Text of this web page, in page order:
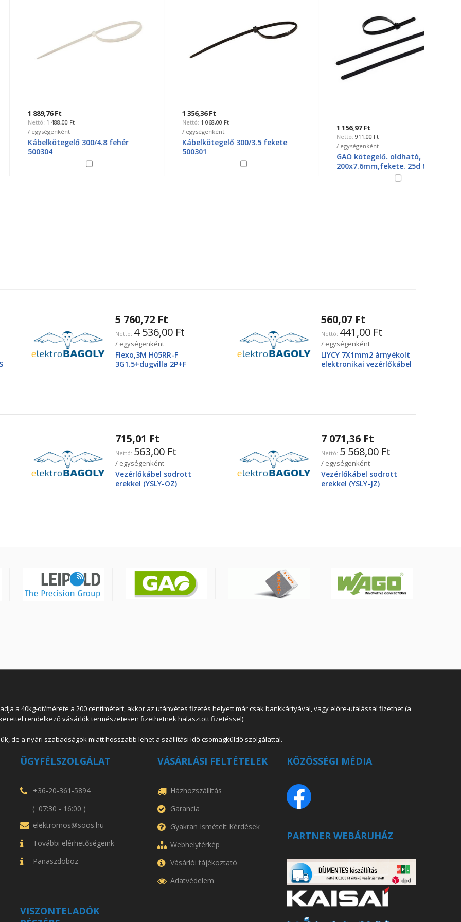
300/4.8 fehér
Kábelkötegelő 300/3.5 fekete
/ egységenként
GAO kötegelő. oldható,
200x7.6mm,fekete. 25d 8305
5 760,72 Ft
4 536,00 Ft
/ egységenként
Flexo,3M H05RR-F
3G1.5+dugvilla 2P+F
560,07 Ft
441,00 Ft
/ egységenként
LIYCY 7X1mm2 árnyékolt
elektronikai vezérlőkábel
715,01 Ft
563,00 Ft
/ egységenként
Vezérlőkábel sodrott
erekkel (YSLY-OZ)
7 071,36 Ft
5 568,00 Ft
/ egységenként
Vezérlőkábel sodrott
erekkel (YSLY-JZ)
a 40kg-ot/mérete a 200 centimétert, akkor az utánvétes fizetés helyett már csak bankkártyával, vagy előre-utalással fizethet (a
rendelkező vásárlók természetesen fizethetnek halasztott fizetéssel).
de a nyári szabadságok miatt hosszabb lehet a szállítási idő csomagküldő szolgálattal.
ÜGYFÉLSZOLGÁLAT
+36-20-361-5894
( 07:30 - 16:00 )
elektromos@soos.hu
További elérhetőségeink
Panaszdoboz
VISZONTELADÓK
VÁSÁRLÁSI FELTÉTELEK
Házhozszállítás
Garancia
Gyakran Ismételt Kérdések
Webhelytérkép
Vásárlói tájékoztató
Adatvédelem
KÖZÖSSÉGI MÉDIA
PARTNER WEBÁRUHÁZ